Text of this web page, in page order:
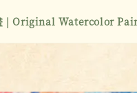
| Original Watercolor